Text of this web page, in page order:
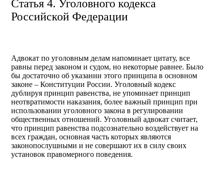
Статья 4. Уголовного кодекса
Российской Федерации
Адвокат по уголовным делам напоминает цитату, все
равны перед законом и судом, но некоторые равнее. Было
бы достаточно об указании этого принципа в основном
законе – Конституции России. Уголовный кодекс
дублируя принцип равенства, не упоминает принцип
неотвратимости наказания, более важный принцип при
использовании уголовного закона в регулировании
общественных отношений. Уголовный адвокат считает,
что принцип равенства подсознательно воздействует на
всех граждан, основная часть которых являются
законопослушными и не совершают их в силу своих
установок правомерного поведения.